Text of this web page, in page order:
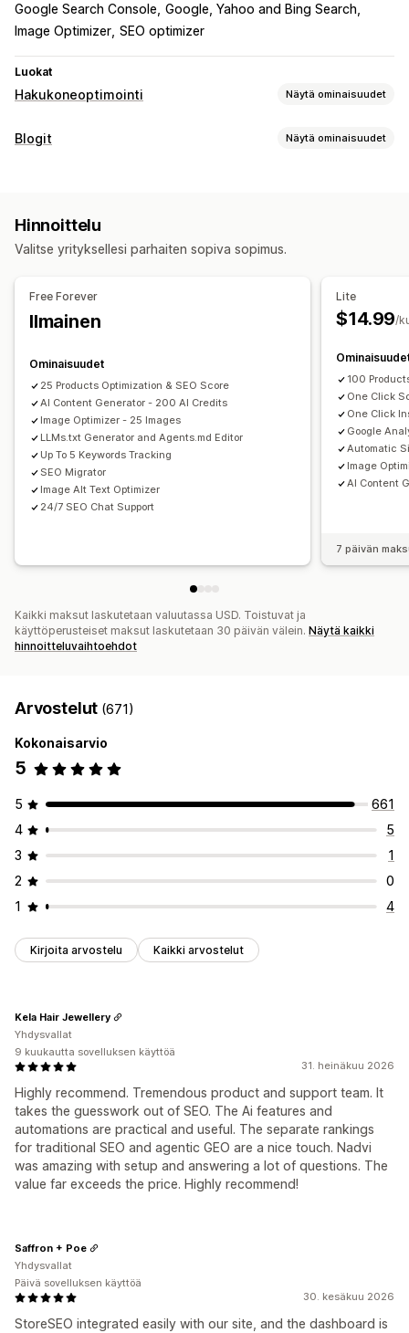
Google Search Console Google, Yahoo and Bing Search
Image Optimizer SEO optimizer
Luokat
Hakukoneoptimointi Näytä ominaisuudet
Hakuoptimointityökalut
Rich-koodinpätkät
Joukkomuokkaus Tekoälygenerointi
Kuvan optimointi
Sisällön optimointi
Tehokkuuden valvonta
SEO-pisteet Tarkastukset Raportointi
Tiedot ja vinkit
Analytiikka
Kilpailija-analyysi Avainsana-analyysi
Nopeusanalyysi Sisältöanalyysi
Ranking-seuranta
Sivustoliikenne
Testaaminen A/B-testaus
Blogit Näytä ominaisuudet
Hinnoittelu
Valitse yrityksellesi parhaiten sopiva sopimus.
Free Forever
Ilmainen
Ominaisuudet
25 Products Optimization & SEO Score
AI Content Generator - 200 AI Credits
Image Optimizer - 25 Images
LLMs.txt Generator and Agents.md Editor
Up To 5 Keywords Tracking
SEO Migrator
Image Alt Text Optimizer
24/7 SEO Chat Support
Lite
$14.99/
100
One Click
One Click
Google
Automatic
Image
AI Content
7 päivän
Kaikki maksut laskutetaan valuutassa USD. Toistuvat ja
käyttöperusteiset maksut laskutetaan 30 päivän välein. Näytä kaikki
hinnoitteluvaihtoehdot
Arvostelut (671)
Kokonaisarvio
5
5
661
4
5
3
1
2
0
1
4
Kirjoita arvostelu Kaikki arvostelut
31. heinäkuu 2026
Highly recommend. Tremendous product and support team. It
takes the guesswork out of SEO. The Ai features and
automations are practical and useful. The separate rankings
for traditional SEO and agentic GEO are a nice touch. Nadvi
was amazing with setup and answering a lot of questions. The
value far exceeds the price. Highly recommend!
Kela Hair Jewellery
Yhdysvallat
9 kuukautta sovelluksen käyttöä
30. kesäkuu 2026
StoreSEO integrated easily with our site, and the dashboard is
Saffron + Poe
Yhdysvallat
Päivä sovelluksen käyttöä